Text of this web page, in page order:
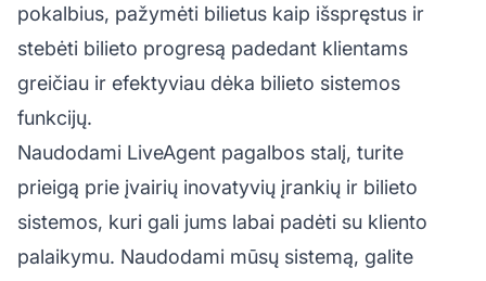
pokalbius, pažymėti bilietus kaip išspręstus ir
stebėti bilieto progresą padedant klientams
greičiau ir efektyviau dėka bilieto sistemos
funkcijų.
Naudodami LiveAgent pagalbos stalį, turite
prieigą prie įvairių inovatyvių įrankių ir bilieto
sistemos, kuri gali jums labai padėti su kliento
palaikymu. Naudodami mūsų sistemą, galite